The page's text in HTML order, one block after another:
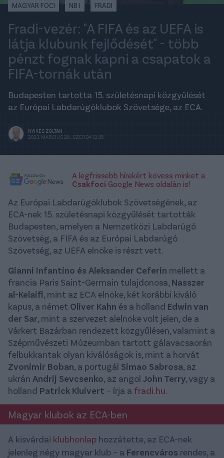
MAGYAR FOCI NB I FRADI
Fradi-vezér: "A FIFA és az UEFA is
látja klubunk fejlődését" - több
pénzt fognak kapni a csapatok a
FIFA-tornák után
Budapesten tartotta 15. születésnapi közgyűlését
az Európai Labdarúgóklubok Szövetsége, az ECA.
NYIKES ZOLTÁN
2023. MÁRCIUS 29., SZERDA 12:35
A legfrissebb hírekért kövess minket a
Csakfoci Google News oldalán is!
Az Európai Labdarúgóklubok Szövetségének, az
ECA-nek 15. születésnapi közgyűlését tartották
Budapesten, amelyen a Nemzetközi Labdarúgó
Szövetség, a FIFA és az Európai Labdarúgó
Szövetség, az UEFA elnöke is részt vett.
Gianni Infantino és Aleksander Ceferin mellett a
francia Paris Saint-Germain tulajdonosa, Nasszer
al-Kelaifi, mint az ECA elnöke, két korábbi kiváló
kapus, a német Oliver Kahn és a holland Edwin van
der Sar, mint a szervezet alelnöke volt jelen, de a
Várkert Bazárban rendezett közgyűlésen, valamint a
Szépművészeti Múzeumban tartott gálavacsaorán
felbukkantak olyan kiválóságok is, mint a horvát
Zvonimir Boban, a portugál Simao Sabrosa, az
ukrán Andrij Sevcsenko, az angol John Terry, vagy a
holland Patrick Kluivert – írja a fradi.hu.
Magyar klubok az ECA-ben
A kisvárdai klubhonlap hozzátette, az ECA-nek
jelenleg négy magyar klub – a Ferencváros rendes, a